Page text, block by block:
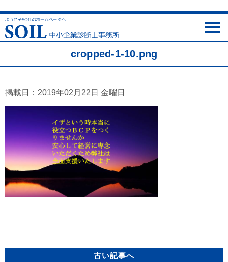
cropped-1-10.png
掲載日：2019年02月22日 金曜日
古い記事へ